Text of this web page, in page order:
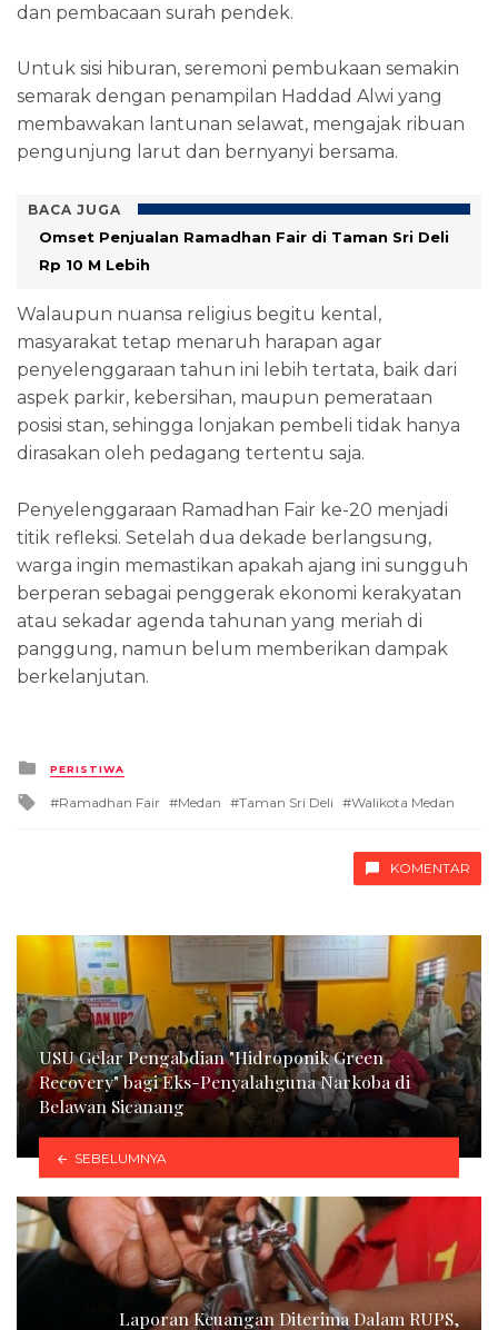
dan pembacaan surah pendek.
Untuk sisi hiburan, seremoni pembukaan semakin
semarak dengan penampilan Haddad Alwi yang
membawakan lantunan selawat, mengajak ribuan
pengunjung larut dan bernyanyi bersama.
BACA JUGA
Omset Penjualan Ramadhan Fair di Taman Sri Deli
Rp 10 M Lebih
Walaupun nuansa religius begitu kental,
masyarakat tetap menaruh harapan agar
penyelenggaraan tahun ini lebih tertata, baik dari
aspek parkir, kebersihan, maupun pemerataan
posisi stan, sehingga lonjakan pembeli tidak hanya
dirasakan oleh pedagang tertentu saja.
Penyelenggaraan Ramadhan Fair ke-20 menjadi
titik refleksi. Setelah dua dekade berlangsung,
warga ingin memastikan apakah ajang ini sungguh
berperan sebagai penggerak ekonomi kerakyatan
atau sekadar agenda tahunan yang meriah di
panggung, namun belum memberikan dampak
berkelanjutan.
Posted
in
PERISTIWA
Tagged
Ramadhan Fair Medan Taman Sri Deli Walikota Medan
KOMENTAR
USU Gelar Pengabdian "Hidroponik Green
Recovery" bagi Eks-Penyalahguna Narkoba di
Belawan Sicanang
SEBELUMNYA
Laporan Keuangan Diterima Dalam RUPS,